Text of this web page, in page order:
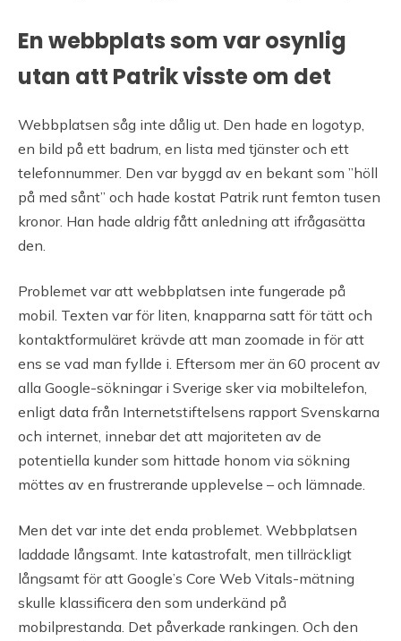
En webbplats som var osynlig
utan att Patrik visste om det
Webbplatsen såg inte dålig ut. Den hade en logotyp,
en bild på ett badrum, en lista med tjänster och ett
telefonnummer. Den var byggd av en bekant som ”höll
på med sånt” och hade kostat Patrik runt femton tusen
kronor. Han hade aldrig fått anledning att ifrågasätta
den.
Problemet var att webbplatsen inte fungerade på
mobil. Texten var för liten, knapparna satt för tätt och
kontaktformuläret krävde att man zoomade in för att
ens se vad man fyllde i. Eftersom mer än 60 procent av
alla Google-sökningar i Sverige sker via mobiltelefon,
enligt data från Internetstiftelsens rapport Svenskarna
och internet, innebar det att majoriteten av de
potentiella kunder som hittade honom via sökning
möttes av en frustrerande upplevelse – och lämnade.
Men det var inte det enda problemet. Webbplatsen
laddade långsamt. Inte katastrofalt, men tillräckligt
långsamt för att Google’s Core Web Vitals-mätning
skulle klassificera den som underkänd på
mobilprestanda. Det påverkade rankingen. Och den